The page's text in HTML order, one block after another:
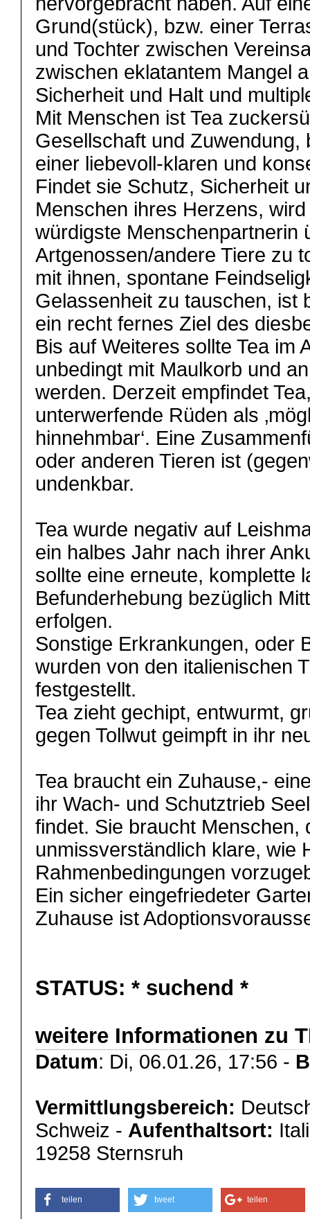
Grund(stück), bzw. einer
und Tochter zwischen
zwischen eklatantem Mangel
Sicherheit und Halt und
Mit Menschen ist Tea
Gesellschaft und Zuwendung,
einer liebevoll-klaren und
Findet sie Schutz, Sicherheit
Menschen ihres Herzens,
würdigste Menschenpartnerin
Artgenossen/andere Tiere zu
mit ihnen, spontane
Gelassenheit zu tauschen, ist
ein recht fernes Ziel des
Bis auf Weiteres sollte Tea im
unbedingt mit Maulkorb und
werden. Derzeit empfindet
unterwerfende Rüden als
hinnehmbar‘. Eine
oder anderen Tieren ist
undenkbar.
Tea wurde negativ auf
ein halbes Jahr nach ihrer
sollte eine erneute, komplette
Befunderhebung bezüglich
erfolgen.
Sonstige Erkrankungen, oder
wurden von den italienischen
festgestellt.
Tea zieht gechipt, entwurmt,
gegen Tollwut geimpft in ihr
Tea braucht ein Zuhause,-
ihr Wach- und Schutztrieb
findet. Sie braucht Menschen,
unmissverständlich klare, wie
Rahmenbedingungen
Ein sicher eingefriedeter
Zuhause ist
STATUS: * suchend *
weitere Informationen zu
Datum: Di, 06.01.26, 17:56 -
Vermittlungsbereich:
Schweiz - Aufenthaltsort:
19258 Sternsruh
teilen tweet teilen